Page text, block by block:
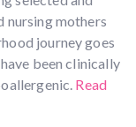
nursing mothers
journey goes
been clinically
Read